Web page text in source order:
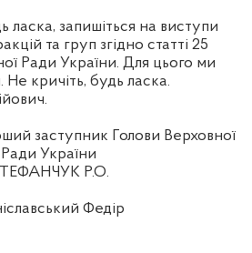
запишіться на виступи
та груп згідно статті 25
Ради України. Для цього ми
кричіть, будь ласка.
заступник Голови Верховної
Ради України
Р.О.
Федір